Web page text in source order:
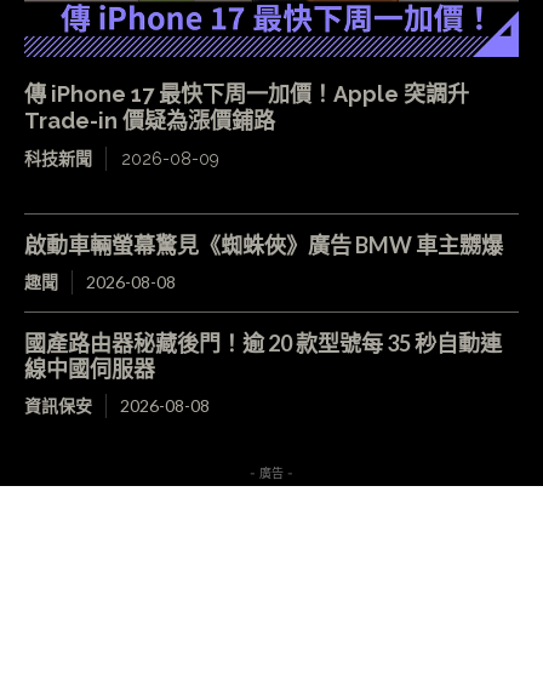
傳 iPhone 17 最快下周一加價！Apple 突調升
Trade-in 價疑為漲價鋪路
科技新聞 2026-08-09
啟動車輛螢幕驚見《蜘蛛俠》廣告 BMW 車主嬲爆
趣聞 2026-08-08
國產路由器秘藏後門！逾 20 款型號每 35 秒自動連
線中國伺服器
資訊保安 2026-08-08
- 廣告 -